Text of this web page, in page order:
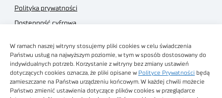
W ramach naszej witryny stosujemy pliki cookies w celu świadczenia
Państwu usług na najwyższym poziomie, w tym w sposób dostosowany do
indywidualnych potrzeb. Korzystanie z witryny bez zmiany ustawień
dotyczących cookies oznacza, że pliki opisane w Polityce Prywatności będą
zamieszczane na Państwa urządzeniu końcowym. W każdej chwili możecie
Państwo zmienić ustawienia dotyczące plików cookies w przeglądarce
Polityka prywatności
Dostępność cyfrowa
Regulamin sklepu